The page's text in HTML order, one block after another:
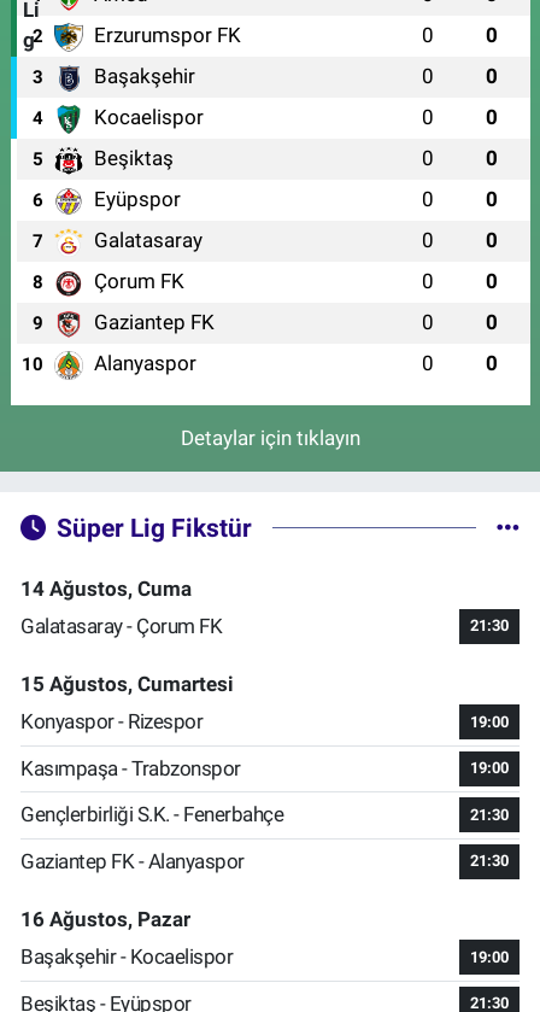
2 Erzurumspor FK 0 0
3 Başakşehir 0 0
4 Kocaelispor 0 0
5 Beşiktaş 0 0
6 Eyüpspor 0 0
7 Galatasaray 0 0
8 Çorum FK 0 0
9 Gaziantep FK 0 0
10 Alanyaspor 0 0
Detaylar için tıklayın
Süper Lig Fikstür
14 Ağustos, Cuma
Galatasaray - Çorum FK
21:30
15 Ağustos, Cumartesi
Konyaspor - Rizespor
19:00
Kasımpaşa - Trabzonspor 19:00
Gençlerbirliği S.K. - Fenerbahçe 21:30
Gaziantep FK - Alanyaspor 21:30
16 Ağustos, Pazar
Başakşehir - Kocaelispor
19:00
Beşiktaş - Eyüpspor 21:30